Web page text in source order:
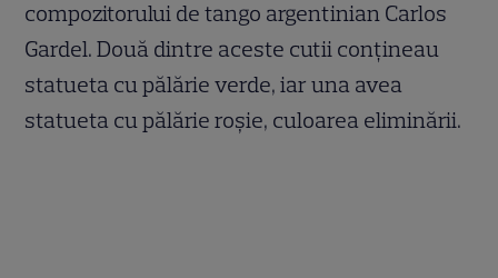
compozitorului de tango argentinian Carlos
Gardel. Două dintre aceste cutii conțineau
statueta cu pălărie verde, iar una avea
statueta cu pălărie roșie, culoarea eliminării.